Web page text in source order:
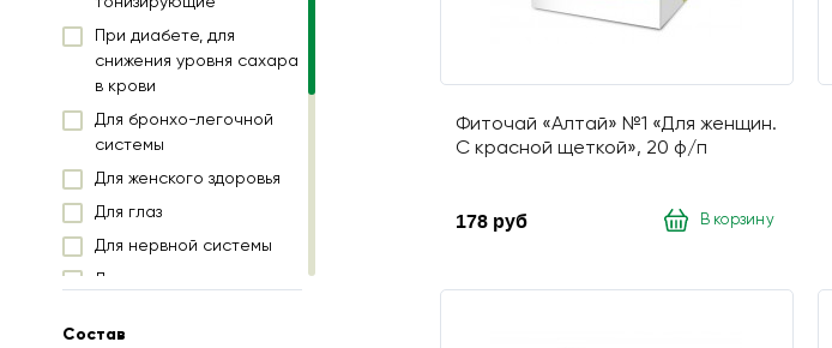
При диабете, для
снижения уровня сахара
в крови
Для бронхо-легочной
системы
Для женского здоровья
Для глаз
Для нервной системы
Для очищения организма
Для желудочно-
Состав
Фиточай «Алтай» №1 «Для женщин.
С красной щеткой», 20 ф/п
178 руб В корзину